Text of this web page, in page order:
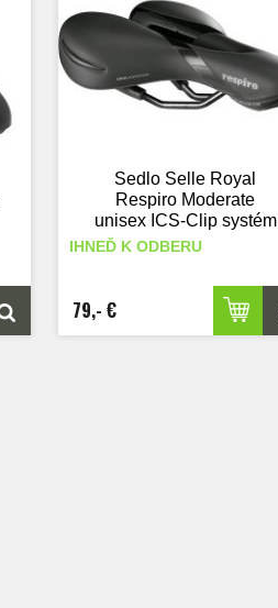
Sedlo Selle Royal
Respiro Moderate
unisex ICS-Clip systém
IHNEĎ K ODBERU
79,- €